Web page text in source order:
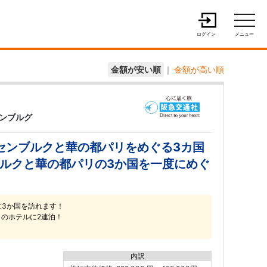
ログイン メニュー
金額が安い順 ｜ 金額が高い順
ブルグ
ブルクと華の都パリをめぐる3カ国
クと華の都パリの3か国を一度にめぐ
か国を訪れます！
ホテルに2連泊！
内訳